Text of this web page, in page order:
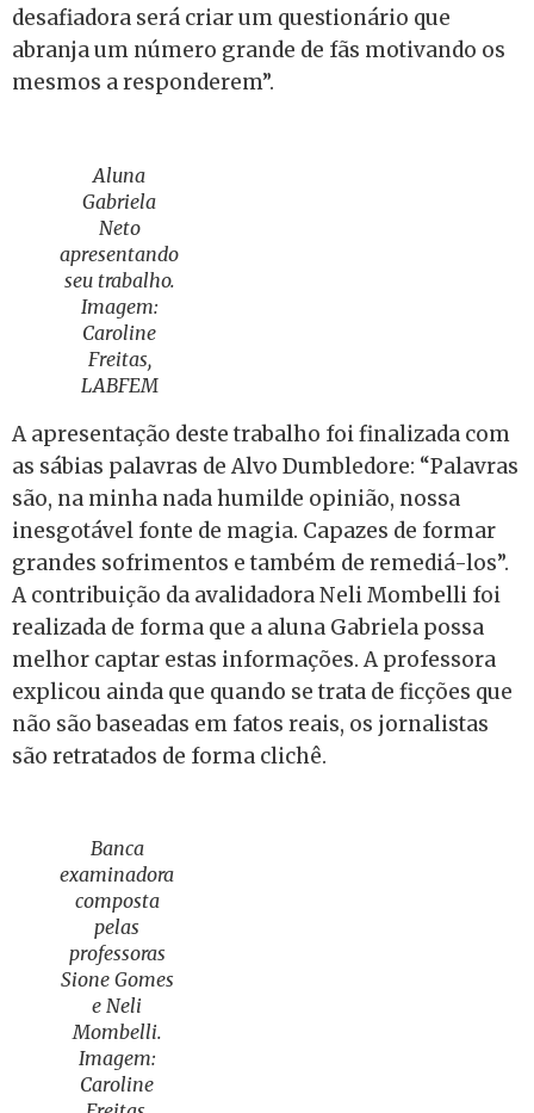
desafiadora será criar um questionário que
abranja um número grande de fãs motivando os
mesmos a responderem”.
Aluna
Gabriela
Neto
apresentando
seu trabalho.
Imagem:
Caroline
Freitas,
LABFEM
A apresentação deste trabalho foi finalizada com
as sábias palavras de Alvo Dumbledore: “Palavras
são, na minha nada humilde opinião, nossa
inesgotável fonte de magia. Capazes de formar
grandes sofrimentos e também de remediá-los”.
A contribuição da avalidadora Neli Mombelli foi
realizada de forma que a aluna Gabriela possa
melhor captar estas informações. A professora
explicou ainda que quando se trata de ficções que
não são baseadas em fatos reais, os jornalistas
são retratados de forma clichê.
Banca
examinadora
composta
pelas
professoras
Sione Gomes
e Neli
Mombelli.
Imagem:
Caroline